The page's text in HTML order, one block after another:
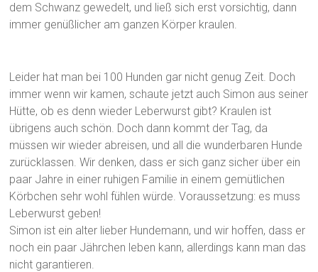
dem Schwanz gewedelt, und ließ sich erst vorsichtig, dann
immer genüßlicher am ganzen Körper kraulen.
Leider hat man bei 100 Hunden gar nicht genug Zeit. Doch
immer wenn wir kamen, schaute jetzt auch Simon aus seiner
Hütte, ob es denn wieder Leberwurst gibt? Kraulen ist
übrigens auch schön. Doch dann kommt der Tag, da
müssen wir wieder abreisen, und all die wunderbaren Hunde
zurücklassen. Wir denken, dass er sich ganz sicher über ein
paar Jahre in einer ruhigen Familie in einem gemütlichen
Körbchen sehr wohl fühlen würde. Voraussetzung: es muss
Leberwurst geben!
Simon ist ein alter lieber Hundemann, und wir hoffen, dass er
noch ein paar Jährchen leben kann, allerdings kann man das
nicht garantieren.